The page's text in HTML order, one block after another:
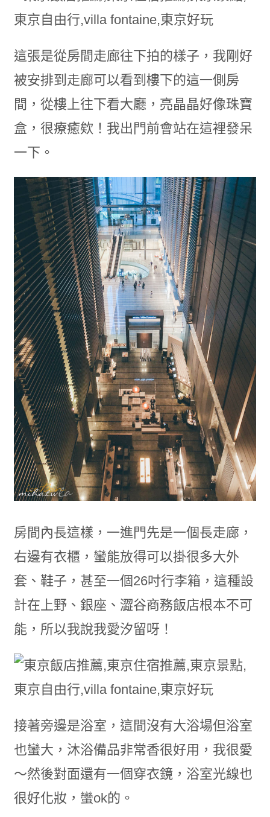
這張是從房間走廊往下拍的樣子，我剛好
被安排到走廊可以看到樓下的這一側房
間，從樓上往下看大廳，亮晶晶好像珠寶
盒，很療癒欸！我出門前會站在這裡發呆
一下。
房間內長這樣，一進門先是一個長走廊，
右邊有衣櫃，蠻能放得可以掛很多大外
套、鞋子，甚至一個26吋行李箱，這種設
計在上野、銀座、澀谷商務飯店根本不可
能，所以我說我愛汐留呀！
接著旁邊是浴室，這間沒有大浴場但浴室
也蠻大，沐浴備品非常香很好用，我很愛
～然後對面還有一個穿衣鏡，浴室光線也
很好化妝，蠻ok的。